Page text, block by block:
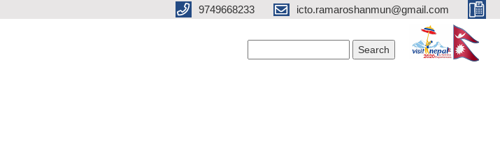
9749668233 icto.ramaroshanmun@gmail.com